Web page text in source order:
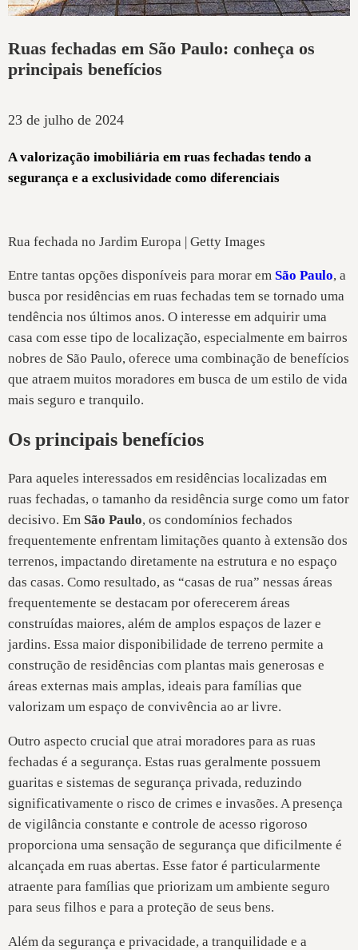
Ruas fechadas em São Paulo: conheça os
principais benefícios
23 de julho de 2024
A valorização imobiliária em ruas fechadas tendo a
segurança e a exclusividade como diferenciais
Rua fechada no Jardim Europa | Getty Images
Entre tantas opções disponíveis para morar em São Paulo, a
busca por residências em ruas fechadas tem se tornado uma
tendência nos últimos anos. O interesse em adquirir uma
casa com esse tipo de localização, especialmente em bairros
nobres de São Paulo, oferece uma combinação de benefícios
que atraem muitos moradores em busca de um estilo de vida
mais seguro e tranquilo.
Os principais benefícios
Para aqueles interessados em residências localizadas em
ruas fechadas, o tamanho da residência surge como um fator
decisivo. Em São Paulo, os condomínios fechados
frequentemente enfrentam limitações quanto à extensão dos
terrenos, impactando diretamente na estrutura e no espaço
das casas. Como resultado, as “casas de rua” nessas áreas
frequentemente se destacam por oferecerem áreas
construídas maiores, além de amplos espaços de lazer e
jardins. Essa maior disponibilidade de terreno permite a
construção de residências com plantas mais generosas e
áreas externas mais amplas, ideais para famílias que
valorizam um espaço de convivência ao ar livre.
Outro aspecto crucial que atrai moradores para as ruas
fechadas é a segurança. Estas ruas geralmente possuem
guaritas e sistemas de segurança privada, reduzindo
significativamente o risco de crimes e invasões. A presença
de vigilância constante e controle de acesso rigoroso
proporciona uma sensação de segurança que dificilmente é
alcançada em ruas abertas. Esse fator é particularmente
atraente para famílias que priorizam um ambiente seguro
para seus filhos e para a proteção de seus bens.
Além da segurança e privacidade, a tranquilidade e a